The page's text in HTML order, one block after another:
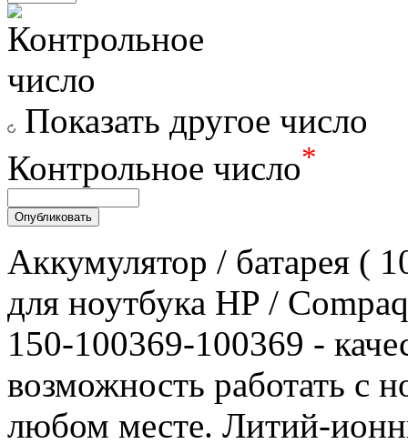
Показать другое число
Контрольное число*
Аккумулятор / батарея (
для ноутбука HP /
150-100369-100369 -
возможность работать с
любом месте. Литий-